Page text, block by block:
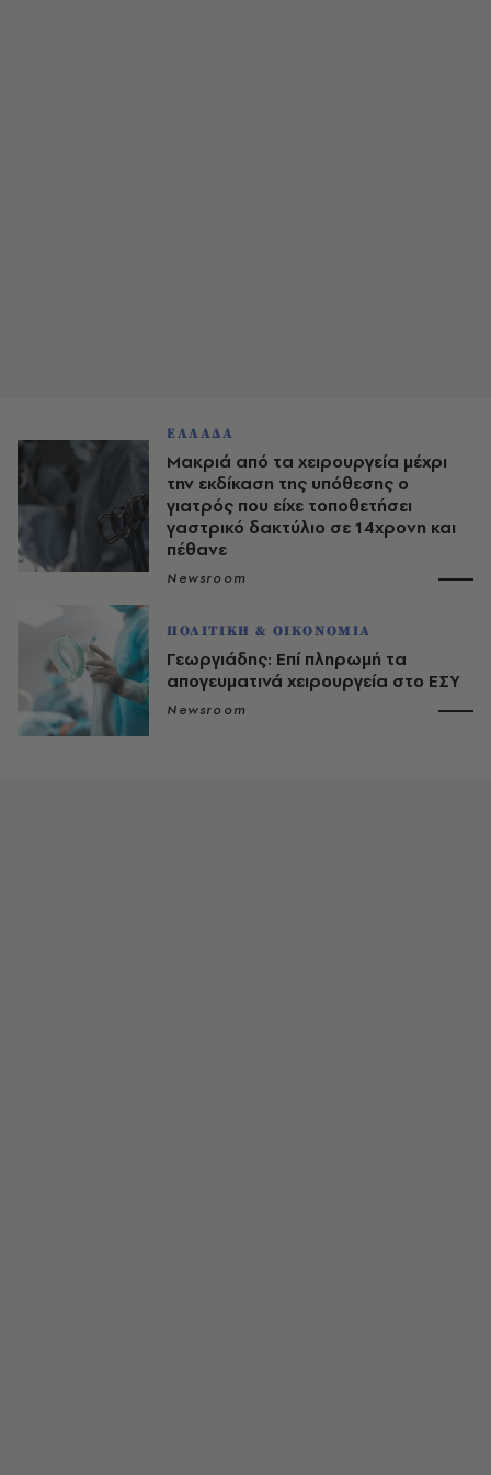
ΕΛΛΑΔΑ
Μακριά από τα χειρουργεία μέχρι
την εκδίκαση της υπόθεσης ο
γιατρός που είχε τοποθετήσει
γαστρικό δακτύλιο σε 14χρονη και
πέθανε
Newsroom
ΠΟΛΙΤΙΚΗ & ΟΙΚΟΝΟΜΙΑ
Γεωργιάδης: Επί πληρωμή τα
απογευματινά χειρουργεία στο ΕΣΥ
Newsroom